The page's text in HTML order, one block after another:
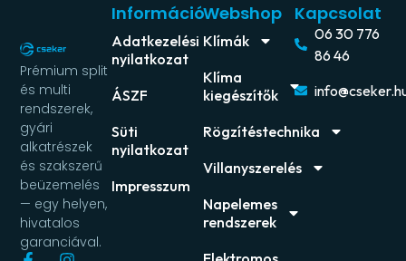
Prémium split
és multi
rendszerek,
gyári
alkatrészek
és szakszerű
beüzemelés
— egy helyen,
hivatalos
garanciával.
Webshop
Klímák
Klíma
kiegészítők
Rögzítéstechnika
Villanyszerelés
Napelemes
rendszerek
Információ
Adatkezelési
nyilatkozat
ÁSZF
Süti
nyilatkozat
Impresszum
Kapcsolat
06 30 776
86 46